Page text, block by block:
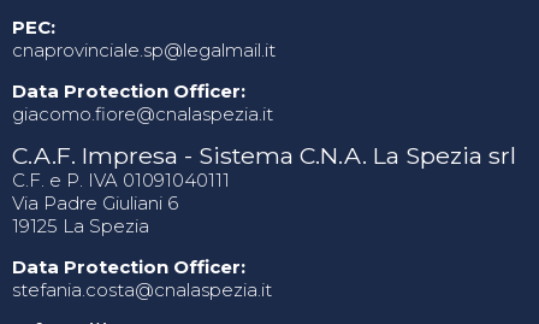
PEC:
cnaprovinciale.sp@legalmail.it
Data Protection Officer:
giacomo.fiore@cnalaspezia.it
C.A.F. Impresa - Sistema C.N.A. La Spezia srl
C.F. e P. IVA 01091040111
Via Padre Giuliani 6
19125 La Spezia
Data Protection Officer:
stefania.costa@cnalaspezia.it